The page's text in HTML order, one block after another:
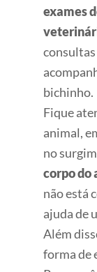
exames
bichinho.
Fique
animal,
no
corpo do
não está
ajuda de
Além
forma de